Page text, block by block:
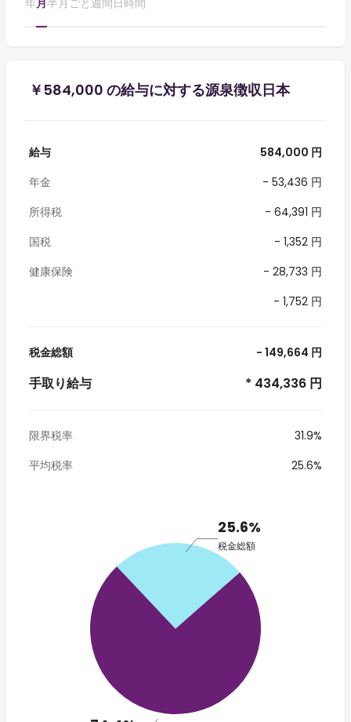
年月半月ごと週間日時間
￥584,000 の給与に対する源泉徴収日本
給与
584,000 円
年金
- 53,436 円
所得税
- 64,391 円
国税
- 1,352 円
健康保険
- 28,733 円
- 1,752 円
税金総額 - 149,664 円
手取り給与 * 434,336 円
限界税率
31.9%
平均税率
25.6%
25.6%
税金総額